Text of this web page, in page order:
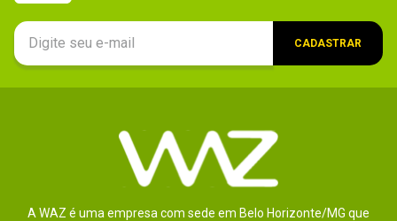
CADASTRAR
A WAZ é uma empresa com sede em Belo Horizonte/MG que